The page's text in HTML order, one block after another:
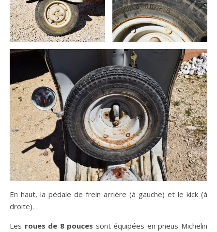
En haut, la pédale de frein arrière (à gauche) et le kick (à
droite).
Les roues de 8 pouces sont équipées en pneus Michelin